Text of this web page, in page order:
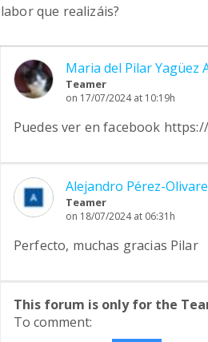
labor que realizáis?
Maria del Pilar Yagüez
Teamer
on 17/07/2024 at 10:19h
Puedes ver en facebook
Alejandro Pérez-
Teamer
on 18/07/2024 at 06:31h
Perfecto, muchas gracias Pilar
This forum is only for the
To comment: